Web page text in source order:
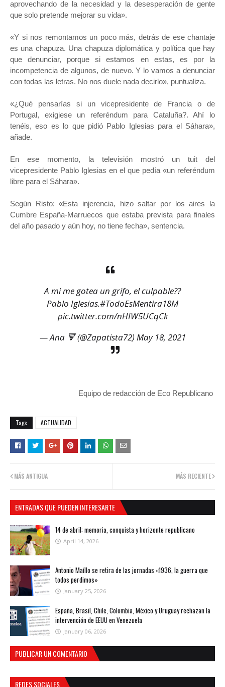
aprovechando de la necesidad y la desesperación de gente
que solo pretende mejorar su vida».
«Y si nos remontamos un poco más, detrás de ese chantaje
es una chapuza. Una chapuza diplomática y política que hay
que denunciar, porque si estamos en estas, es por la
incompetencia de algunos, de nuevo. Y lo vamos a denunciar
con todas las letras. No nos duele nada decirlo», puntualiza.
«¿Qué pensarías si un vicepresidente de Francia o de
Portugal, exigiese un referéndum para Cataluña?. Ahí lo
tenéis, eso es lo que pidió Pablo Iglesias para el Sáhara»,
añade.
En ese momento, la televisión mostró un tuit del
vicepresidente Pablo Iglesias en el que pedía «un referéndum
libre para el Sáhara».
Según Risto: «Esta injerencia, hizo saltar por los aires la
Cumbre España-Marruecos que estaba prevista para finales
del año pasado y aún hoy, no tiene fecha», sentencia.
A mi me gotea un grifo, el culpable??
Pablo Iglesias.#TodoEsMentira18M
pic.twitter.com/nHIW5UCqCk
— Ana 🔻 (@Zapatista72)May 18, 2021
Equipo de redacción de Eco Republicano
Tags ACTUALIDAD
MÁS RECIENTE
MÁS ANTIGUA
ENTRADAS QUE PUEDEN INTERESARTE
14 de abril: memoria, conquista y horizonte republicano
April 14, 2026
Antonio Maíllo se retira de las jornadas «1936, la guerra que
todos perdimos»
January 25, 2026
España, Brasil, Chile, Colombia, México y Uruguay rechazan la
intervención de EEUU en Venezuela
January 06, 2026
PUBLICAR UN COMENTARIO
REDES SOCIALES